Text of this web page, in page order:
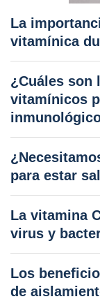
La
vitamínica
¿Cuáles son
vitamínicos
para estar
La vitamina
virus y
Los
de